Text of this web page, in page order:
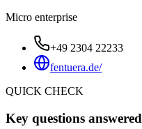
Micro enterprise
+49 2304 22233
fentuera.de/
QUICK CHECK
Key questions answered